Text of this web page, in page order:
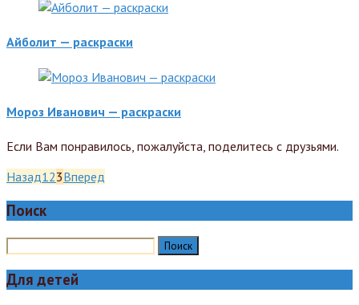
Айболит — раскраски
Мороз Иванович — раскраски
Если Вам понравилось, пожалуйста, поделитесь с друзьями.
Назад123Вперед
Поиск
Для детей